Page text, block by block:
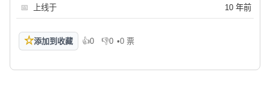
📅 上线于 10 年前
☆添加到收藏 👍0
喜欢 👎0
不喜欢
•0 票